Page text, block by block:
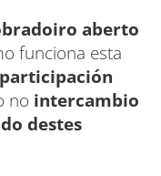
aberto
funciona esta
participación
no intercambio
destes